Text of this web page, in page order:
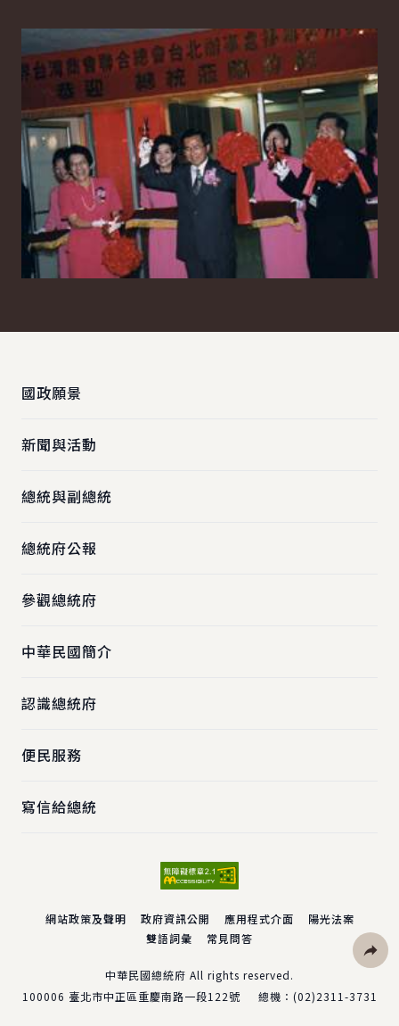
國政願景
新聞與活動
總統與副總統
總統府公報
參觀總統府
中華民國簡介
認識總統府
便民服務
寫信給總統
網站政策及聲明 政府資訊公開 應用程式介面
陽光法案
雙語詞彙
常見問答
中華民國總統府 All rights reserved.
100006 臺北市中正區重慶南路一段122號 總機： (02)2311-3731